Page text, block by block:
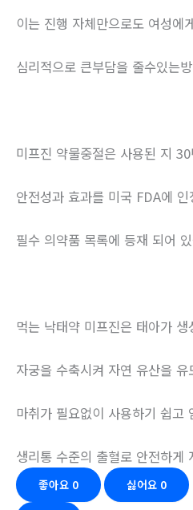
이는 진행 자체만으로도 여성에
심리적으로 큰부담을 줄수있는
미프진 약물중절은 사용된 지
안전성과 효과를 미국 FDA에
필수 의약품 목록에 등재 되어
먹는 낙태약 미프진은 태아가
자궁을 수축시켜 자연 유산을
마취가 필요없이 사용하기 쉽고
생리통 수준의 출혈로 안전하게
좋아요 0 싫어요 0